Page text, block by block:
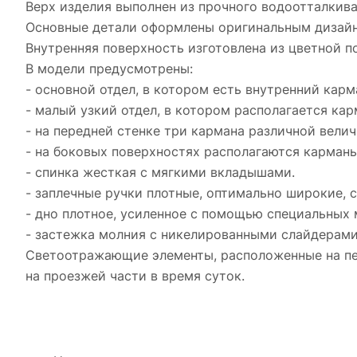
Верх изделия выполнен из прочного
Основные детали оформлены оригинальным
Внутренняя поверхность изготовлена из цветной
В модели предусмотрены:
- основной отдел, в котором есть внутренний
- малый узкий отдел, в котором располагается
- на передней стенке три кармана различной
- на боковых поверхностях располагаются
- спинка жесткая с мягкими вкладышами.
- заплечные ручки плотные, оптимально широкие,
- дно плотное, усиленное с помощью специальных
- застежка молния с никелированными
Светоотражающие элементы, расположенные на
на проезжей части в время суток.